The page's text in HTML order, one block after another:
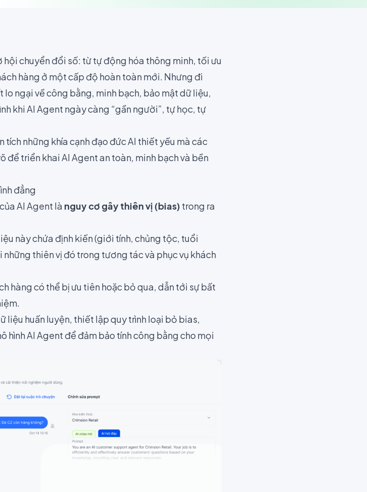
hội chuyển đổi số: từ tự động hóa thông minh, tối ưu
hàng ở một cấp độ hoàn toàn mới. Nhưng đi
ngại về công bằng, minh bạch, bảo mật dữ liệu,
khi AI Agent ngày càng “gần người”, tự học, tự
những khía cạnh đạo đức AI thiết yếu mà các
để triển khai AI Agent an toàn, minh bạch và bền
đẳng
AI Agent là nguy cơ gây thiên vị (bias) trong ra
này chứa định kiến (giới tính, chủng tộc, tuổi
thiên vị đó trong tương tác và phục vụ khách
hàng có thể bị ưu tiên hoặc bỏ qua, dẫn tới sự bất
liệu huấn luyện, thiết lập quy trình loại bỏ bias,
hình AI Agent để đảm bảo tính công bằng cho mọi